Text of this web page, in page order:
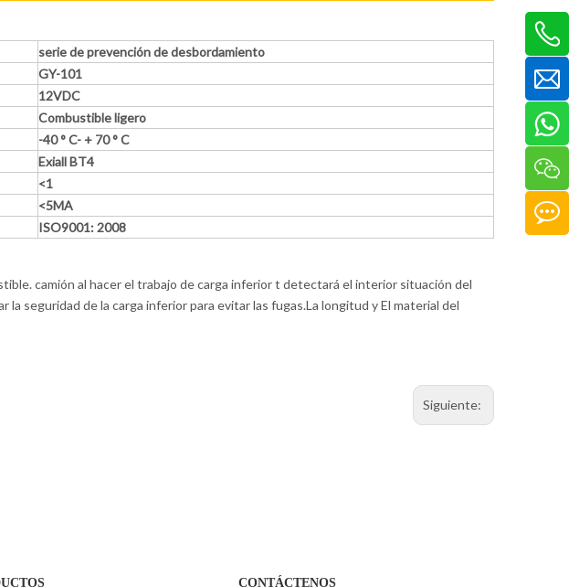
serie de prevención de desbordamiento
GY-101
12VDC
Combustible ligero
-40 ° C- + 70 ° C
Exiall BT4
<1
<5MA
ISO9001: 2008
camión al hacer el trabajo de carga inferior t detectará el interior situación del
seguridad de la carga inferior para evitar las fugas.La longitud y El material del
Siguiente:
CONTÁCTENOS